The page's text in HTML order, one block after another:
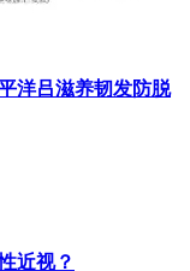
洋吕滋养韧发防脱
近视？